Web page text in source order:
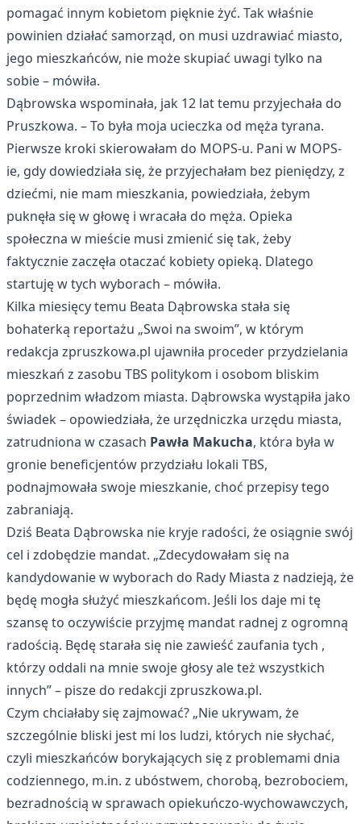
pomagać innym kobietom pięknie żyć. Tak właśnie
powinien działać samorząd, on musi uzdrawiać miasto,
jego mieszkańców, nie może skupiać uwagi tylko na
sobie – mówiła.
Dąbrowska wspominała, jak 12 lat temu przyjechała do
Pruszkowa. – To była moja ucieczka od męża tyrana.
Pierwsze kroki skierowałam do MOPS-u. Pani w MOPS-
ie, gdy dowiedziała się, że przyjechałam bez pieniędzy, z
dziećmi, nie mam mieszkania, powiedziała, żebym
puknęła się w głowę i wracała do męża. Opieka
społeczna w mieście musi zmienić się tak, żeby
faktycznie zaczęła otaczać kobiety opieką. Dlatego
startuję w tych wyborach – mówiła.
Kilka miesięcy temu Beata Dąbrowska stała się
bohaterką reportażu „Swoi na swoim”, w którym
redakcja zpruszkowa.pl ujawniła proceder przydzielania
mieszkań z zasobu TBS politykom i osobom bliskim
poprzednim władzom miasta. Dąbrowska wystąpiła jako
świadek – opowiedziała, że urzędniczka urzędu miasta,
zatrudniona w czasach Pawła Makucha, która była w
gronie beneficjentów przydziału lokali TBS,
podnajmowała swoje mieszkanie, choć przepisy tego
zabraniają.
Dziś Beata Dąbrowska nie kryje radości, że osiągnie swój
cel i zdobędzie mandat. „Zdecydowałam się na
kandydowanie w wyborach do Rady Miasta z nadzieją, że
będę mogła służyć mieszkańcom. Jeśli los daje mi tę
szansę to oczywiście przyjmę mandat radnej z ogromną
radością. Będę starała się nie zawieść zaufania tych ,
którzy oddali na mnie swoje głosy ale też wszystkich
innych” – pisze do redakcji zpruszkowa.pl.
Czym chciałaby się zajmować? „Nie ukrywam, że
szczególnie bliski jest mi los ludzi, których nie słychać,
czyli mieszkańców borykających się z problemami dnia
codziennego, m.in. z ubóstwem, chorobą, bezrobociem,
bezradnością w sprawach opiekuńczo-wychowawczych,